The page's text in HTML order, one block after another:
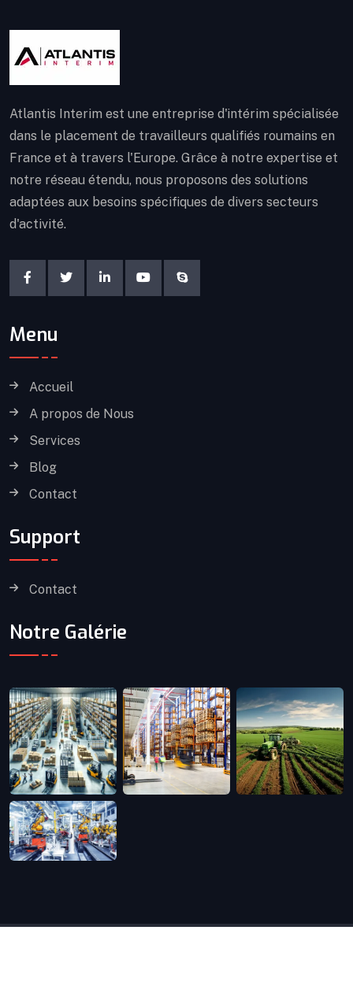
Atlantis Interim est une entreprise d'intérim spécialisée
dans le placement de travailleurs qualifiés roumains en
France et à travers l'Europe. Grâce à notre expertise et
notre réseau étendu, nous proposons des solutions
adaptées aux besoins spécifiques de divers secteurs
d'activité.
Menu
Accueil
A propos de Nous
Services
Blog
Contact
Support
Contact
Notre Galérie